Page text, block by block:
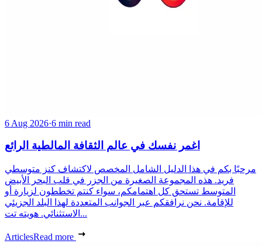
6 Aug 2026·6 min read
اغمر نفسك في عالم الثقافة المالطية الرائع
مرحبًا بكم في هذا الدليل الشامل المخصص لاكتشاف كنز متوسطي
فريد. هذه المجموعة الصغيرة من الجزر في قلب البحر الأبيض
المتوسط تستحق كل اهتمامكم، سواء كنتم تخططون لزيارة أو
للإقامة. نحن نرافقكم عبر الجوانب المتعددة لهذا البلد الجزيئي
الاستثنائي. هويته تت...
ArticlesRead more